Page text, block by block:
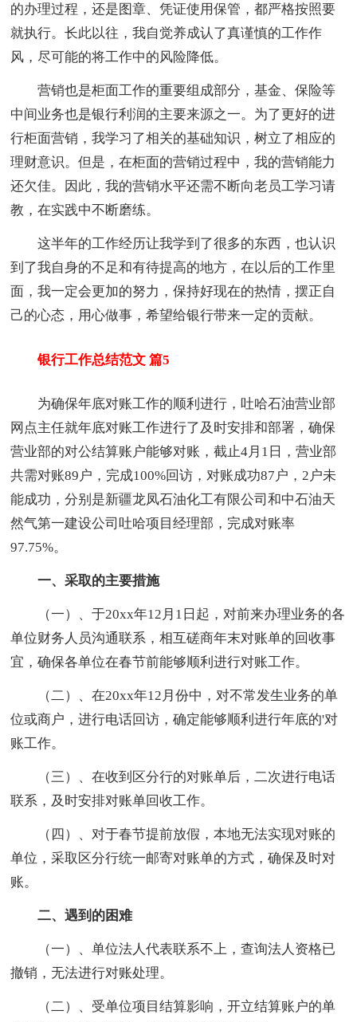
的办理过程，还是图章、凭证使用保管，都严格按照要
就执行。长此以往，我自觉养成认了真谨慎的工作作
风，尽可能的将工作中的风险降低。
营销也是柜面工作的重要组成部分，基金、保险等
中间业务也是银行利润的主要来源之一。为了更好的进
行柜面营销，我学习了相关的基础知识，树立了相应的
理财意识。但是，在柜面的营销过程中，我的营销能力
还欠佳。因此，我的营销水平还需不断向老员工学习请
教，在实践中不断磨练。
这半年的工作经历让我学到了很多的东西，也认识
到了我自身的不足和有待提高的地方，在以后的工作里
面，我一定会更加的努力，保持好现在的热情，摆正自
己的心态，用心做事，希望给银行带来一定的贡献。
银行工作总结范文 篇5
为确保年底对账工作的顺利进行，吐哈石油营业部
网点主任就年底对账工作进行了及时安排和部署，确保
营业部的对公结算账户能够对账，截止4月1日，营业部
共需对账89户，完成100%回访，对账成功87户，2户未
能成功，分别是新疆龙凤石油化工有限公司和中石油天
然气第一建设公司吐哈项目经理部，完成对账率
97.75%。
一、采取的主要措施
（一）、于20xx年12月1日起，对前来办理业务的各
单位财务人员沟通联系，相互磋商年末对账单的回收事
宜，确保各单位在春节前能够顺利进行对账工作。
（二）、在20xx年12月份中，对不常发生业务的单
位或商户，进行电话回访，确定能够顺利进行年底的'对
账工作。
（三）、在收到区分行的对账单后，二次进行电话
联系，及时安排对账单回收工作。
（四）、对于春节提前放假，本地无法实现对账的
单位，采取区分行统一邮寄对账单的方式，确保及时对
账。
二、遇到的困难
（一）、单位法人代表联系不上，查询法人资格已
撤销，无法进行对账处理。
（二）、受单位项目结算影响，开立结算账户的单